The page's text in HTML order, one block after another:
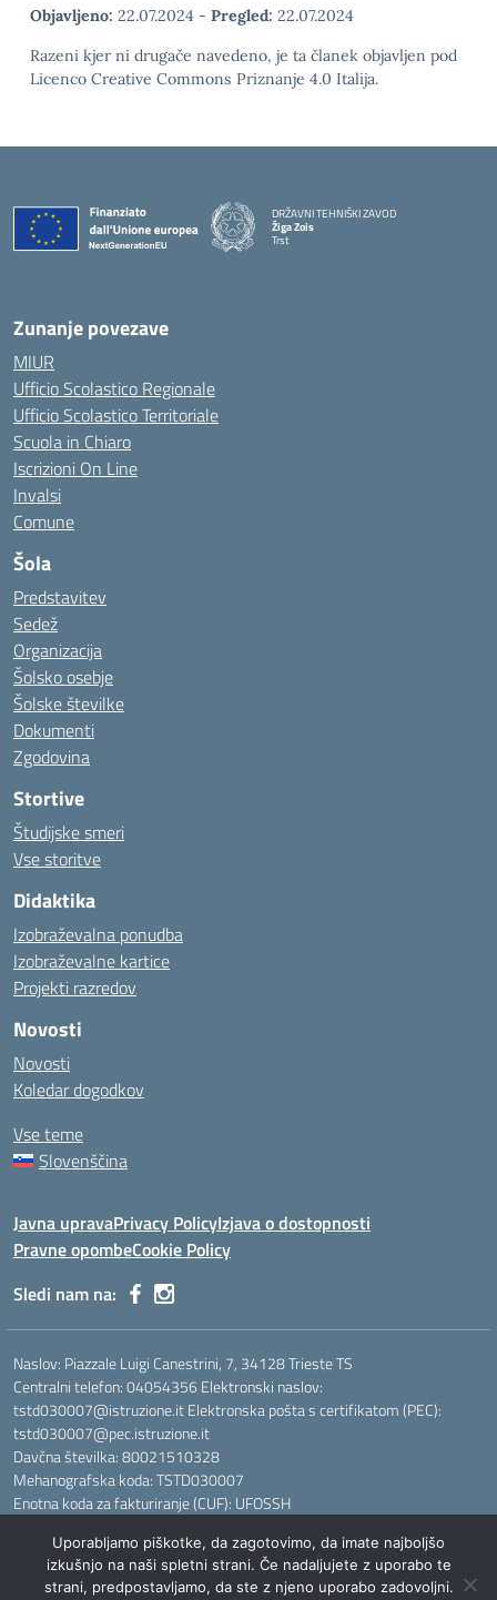
Objavljeno: 22.07.2024 - Pregled: 22.07.2024
Razeni kjer ni drugače navedeno, je ta članek objavljen pod
Licenco Creative Commons Priznanje 4.0 Italija.
DRŽAVNI TEHNIŠKI ZAVOD
Žiga Zois
Trst
Zunanje povezave
MIUR
Ufficio Scolastico Regionale
Ufficio Scolastico Territoriale
Scuola in Chiaro
Iscrizioni On Line
Invalsi
Comune
Šola
Predstavitev
Sedež
Organizacija
Šolsko osebje
Šolske številke
Dokumenti
Zgodovina
Stortive
Študijske smeri
Vse storitve
Didaktika
Izobraževalna ponudba
Izobraževalne kartice
Projekti razredov
Novosti
Novosti
Koledar dogodkov
Vse teme
Slovenščina
Javna upravaPrivacy PolicyIzjava o dostopnosti
Pravne opombeCookie Policy
Sledi nam na:
Naslov: Piazzale Luigi Canestrini, 7, 34128 Trieste TS
Centralni telefon: 04054356 Elektronski naslov:
tstd030007@istruzione.it Elektronska pošta s certifikatom (PEC):
tstd030007@pec.istruzione.it
Davčna številka: 80021510328
Mehanografska koda: TSTD030007
Enotna koda za fakturiranje (CUF): UFOSSH
Idea e progetto di Designers Italia
Uporabljamo piškotke, da zagotovimo, da imate najboljšo
izkušnjo na naši spletni strani. Če nadaljujete z uporabo te
strani, predpostavljamo, da ste z njeno uporabo zadovoljni.